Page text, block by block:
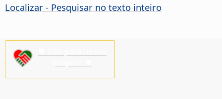
Localizar - Pesquisar no texto inteiro